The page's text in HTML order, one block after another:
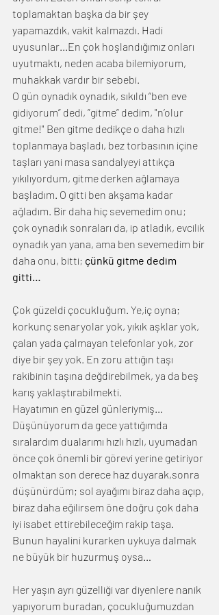
toplamaktan başka da bir şey
yapamazdık, vakit kalmazdı. Hadi
uyusunlar...En çok hoşlandığımız onları
uyutmaktı, neden acaba bilemiyorum,
muhakkak vardır bir sebebi.
O gün oynadık oynadık, sıkıldı “ben eve
gidiyorum” dedi, ”gitme” dedim, "n’olur
gitme!" Ben gitme dedikçe o daha hızlı
toplanmaya başladı, bez torbasının içine
taşları yani masa sandalyeyi attıkça
yıkılıyordum, gitme derken ağlamaya
başladım. O gitti ben akşama kadar
ağladım. Bir daha hiç sevemedim onu;
çok oynadık sonraları da, ip atladık, evcilik
oynadık yan yana, ama ben sevemedim bir
daha onu, bitti; çünkü gitme dedim
gitti…
Çok güzeldi çocukluğum. Ye,iç oyna;
korkunç senaryolar yok, yıkık aşklar yok,
çalan yada çalmayan telefonlar yok, zor
diye bir şey yok. En zoru attığın taşı
rakibinin taşına değdirebilmek, ya da beş
karış yaklaştırabilmekti.
Hayatımın en güzel günleriymiş…
Düşünüyorum da gece yattığımda
sıralardım dualarımı hızlı hızlı, uyumadan
önce çok önemli bir görevi yerine getiriyor
olmaktan son derece haz duyarak,sonra
düşünürdüm; sol ayağımı biraz daha açıp,
biraz daha eğilirsem öne doğru çok daha
iyi isabet ettirebileceğim rakip taşa.
Bunun hayalini kurarken uykuya dalmak
ne büyük bir huzurmuş oysa…
Her yaşın ayrı güzelliği var diyenlere nanik
yapıyorum buradan, çocukluğumuzdan